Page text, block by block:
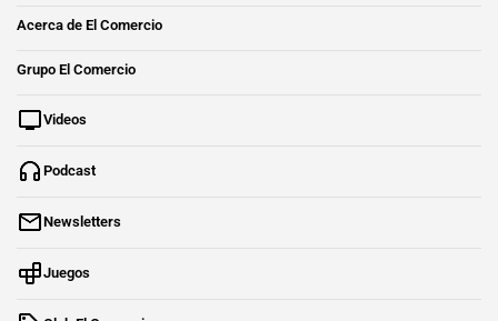
Acerca de El Comercio
Grupo El Comercio
Videos
Podcast
Newsletters
Juegos